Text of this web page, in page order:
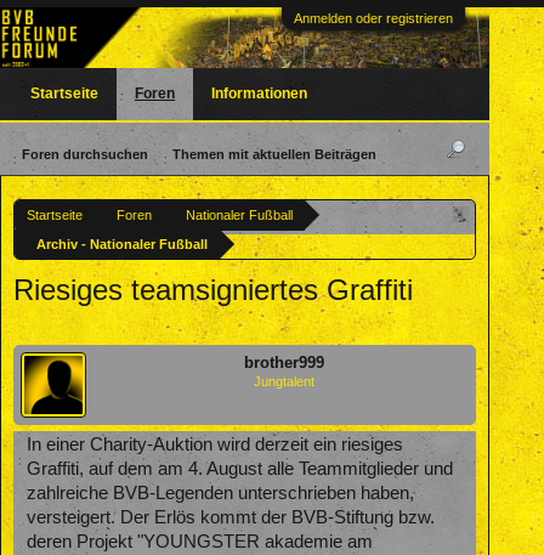
Anmelden oder registrieren
Startseite Foren
Nationaler Fußball
Archiv - Nationaler Fußball
Riesiges teamsigniertes Graffiti
brother999
Jungtalent
In einer Charity-Auktion wird derzeit ein riesiges
Graffiti, auf dem am 4. August alle Teammitglieder und
zahlreiche BVB-Legenden unterschrieben haben,
versteigert. Der Erlös kommt der BVB-Stiftung bzw.
deren Projekt "YOUNGSTER akademie am
Startseite Foren
Foren durchsuchen Themen mit aktuellen Beiträgen
Informationen